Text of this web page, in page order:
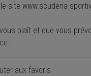
site www.scuderia-
plaît et que vous
aux favoris